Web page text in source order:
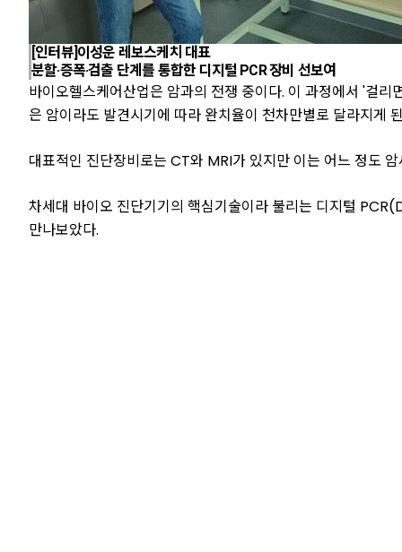
[인터뷰]이성운 레보스케치 대표
분할·증폭·검출 단계를 통합한 디지털 PCR 장비 선보여
바이오헬스케어산업은 암과의 전쟁 중이다. 이 과정에서 '걸
은 암이라도 발견시기에 따라 완치율이 천차만별로 달라지게
대표적인 진단장비로는 CT와 MRI가 있지만 이는 어느 정도
차세대 바이오 진단기기의 핵심기술이라 불리는 디지털
만나보았다.